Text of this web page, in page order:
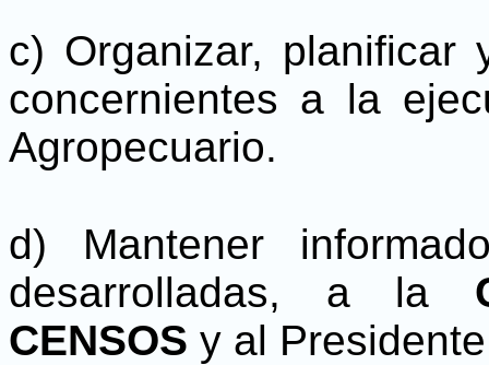
c) Organizar, planificar
concernientes a la
Agropecuario.
d) Mantener
desarrolladas, a la
CENSOS y al